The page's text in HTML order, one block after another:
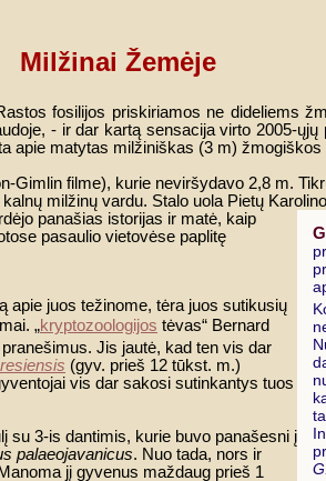
Milžinai Žemėje
fosilijos priskiriamos ne dideliems
- ir dar kartą sensacija virto 2005-
apie matytas milžiniškas (3 m)
Gimlin filme), kurie neviršydavo 2,8 m.
milžinų vardu. Stalo uola Pietų
panašias istorijas ir matė, kaip
pasaulio vietovėse paplitę
apie juos težinome, tėra juos sutikusių
„kryptozoologijos tėvas“ Bernard
Jis jautė, kad ten vis dar
(gyv. prieš 12 tūkst. m.)
vis dar sakosi sutinkantys tuos
su 3-is dantimis, kurie buvo panašesni į
palaeojavanicus. Nuo tada, nors ir
jį gyvenus maždaug prieš 1